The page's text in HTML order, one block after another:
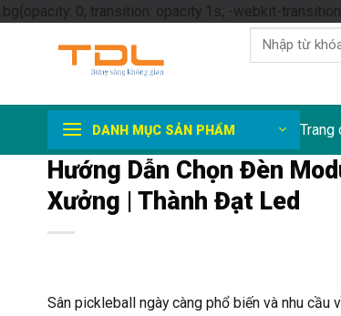
.bg{opacity: 0; transition: opacity 1s; -webkit-
Tìm
kiếm:
DANH MỤC SẢN PHẨM Trang
Hướng Dẫn Chọn Đèn
Xưởng | Thành Đạt Led
Sân pickleball ngày càng phổ biến và nhu